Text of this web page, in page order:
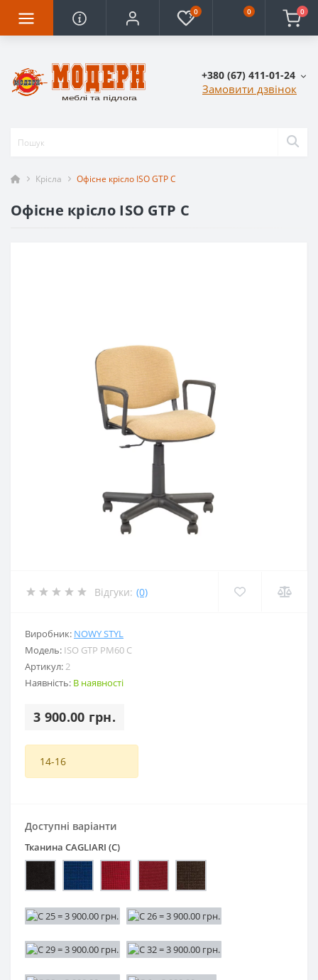
0 0 0
+380 (67) 411-01-24
Замовити дзвінок
Крісла Офісне крісло ISO GTP C
Офісне крісло ISO GTP C
Відгуки: (0)
Виробник: NOWY STYL
Модель: ISO GTP PM60 C
Артикул:2
Наявність: В наявності
3 900.00 грн.
14-16
Доступні варіанти
Тканина CAGLIARI (С)